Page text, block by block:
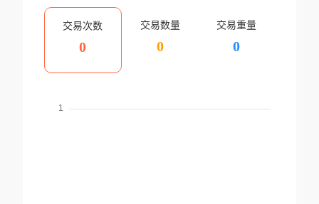
交易次数
0
交易数量
0
交易重量
0